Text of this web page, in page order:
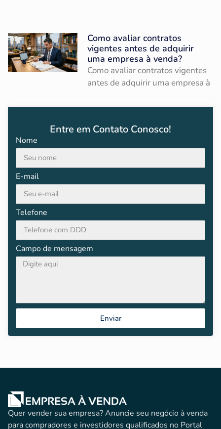
Como avaliar contratos
vigentes antes de adquirir
uma empresa à venda?
Como avaliar contratos vigentes
antes de adquirir uma empresa à
Entre em Contato Conosco!
Nome
E-mail
Telefone
Campo de mensagem
Enviar
Quer vender sua empresa? Anuncie seu negócio à venda
para compradores e investidores qualificados no Portal